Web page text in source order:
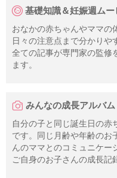
基礎知識＆妊娠週ムー
おなかの赤ちゃんやママの
日々の注意点まで分かりや
全ての記事が専門家の監修
ます。
みんなの成長アルバム
自分の子と同じ誕生日の赤
です。同じ月齢や年齢のお
んのママとのコミュニケー
ご自身のお子さんの成長記